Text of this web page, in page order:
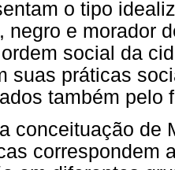
o tipo
negro e morador
social da
suas práticas
também pelo
conceituação de
correspondem